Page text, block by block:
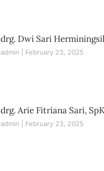
drg. Dwi Sari
admin February 23, 2025
drg. Arie Fitriana Sari,
admin February 23, 2025